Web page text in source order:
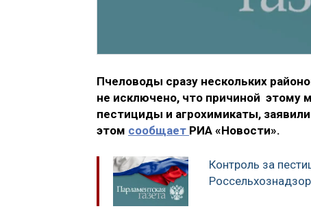
Пчеловоды сразу нескольких
не исключено, что причиной этому
пестициды и агрохимикаты,
этом сообщает РИА «Новости».
Контроль за